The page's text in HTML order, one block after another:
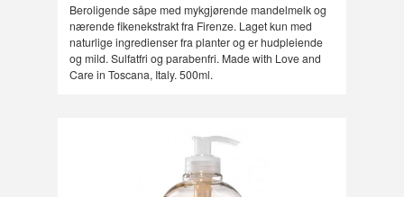
Beroligende såpe med mykgjørende mandelmelk og
nærende fikenekstrakt fra Firenze. Laget kun med
naturlige ingredienser fra planter og er hudpleiende
og mild. Sulfatfri og parabenfri. Made with Love and
Care in Toscana, Italy. 500ml.